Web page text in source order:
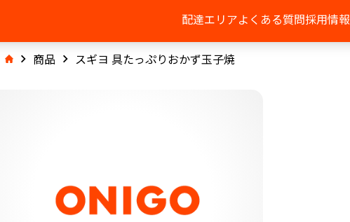
配達エリアよくある質問採用情報
商品 スギヨ 具たっぷりおかず玉子焼